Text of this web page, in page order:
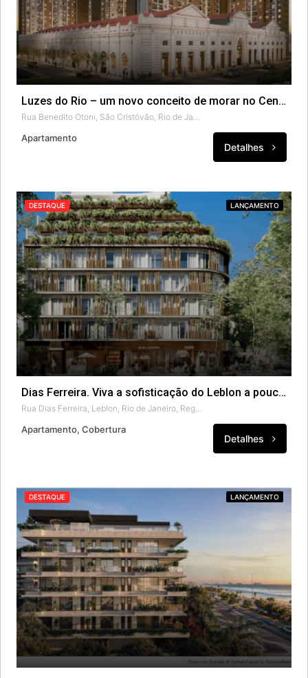
Luzes do Rio – um novo conceito de morar no Centro.
Rua Benedito Otoni, São Cristóvão, Rio de Janeiro, Região Geográfica Imediata do Rio de Janeiro, Região Metropolitana do Rio de Janeiro, Região Geográfica Intermediária do Rio de Janeiro, Rio de Janeiro, Região Sudeste, 20940-070, Brasil
Apartamento
Detalhes
DESTAQUE LANÇAMENTO
Dias Ferreira. Viva a sofisticação do Leblon a poucos passos da praia.
Rua Dias Ferreira, Leblon, Rio de Janeiro, Região Geográfica Imediata do Rio de Janeiro, Região Metropolitana do Rio de Janeiro, Região Geográfica Intermediária do Rio de Janeiro, Rio de Janeiro, Região Sudeste, 22450-000, Brasil
Apartamento, Cobertura
Detalhes
DESTAQUE LANÇAMENTO